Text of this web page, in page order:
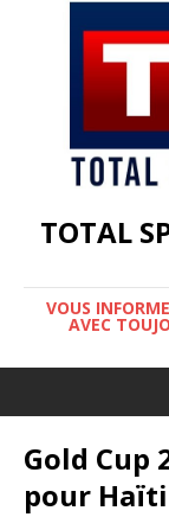
TOTAL
VOUS
AVEC
Gold Cup
pour